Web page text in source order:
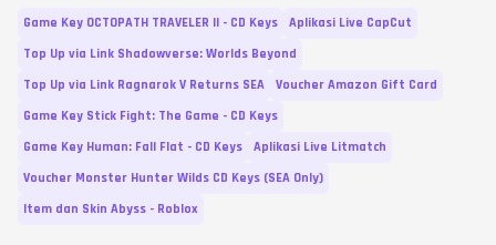
Game Key OCTOPATH TRAVELER II - CD Keys
Aplikasi Live CapCut
Top Up via Link Shadowverse: Worlds Beyond
Top Up via Link Ragnarok V Returns SEA
Voucher Amazon Gift Card
Game Key Stick Fight: The Game - CD Keys
Game Key Human: Fall Flat - CD Keys
Aplikasi Live Litmatch
Voucher Monster Hunter Wilds CD Keys (SEA Only)
Item dan Skin Abyss - Roblox